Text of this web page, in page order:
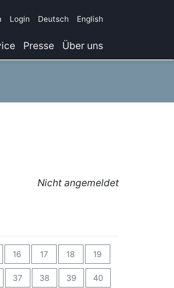
Login Deutsch English
Presse Über uns
Nicht angemeldet
16 17 18 19
37 38 39 40